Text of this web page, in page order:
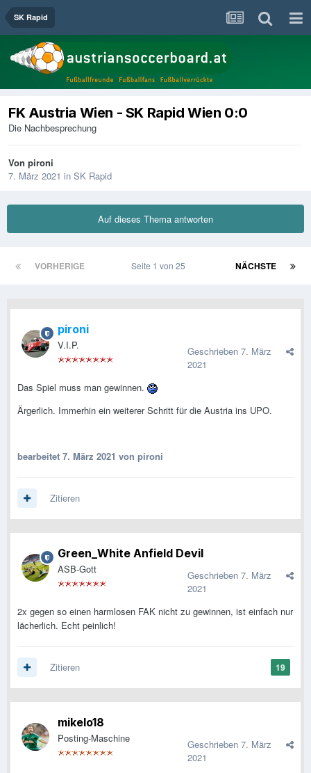
SK Rapid
FK Austria Wien - SK Rapid Wien 0:0
Die Nachbesprechung
Von pironi
7. März 2021 in SK Rapid
Auf dieses Thema antworten
VORHERIGE NÄCHSTE
Seite 1 von 25
pironi
V.I.P. Geschrieben 7. März
2021
Das Spiel muss man gewinnen.
Ärgerlich. Immerhin ein weiterer Schritt für die Austria ins UPO.
bearbeitet 7. März 2021 von pironi
Zitieren
Green_White Anfield Devil
ASB-Gott Geschrieben 7. März
2021
2x gegen so einen harmlosen FAK nicht zu gewinnen, ist einfach nur
lächerlich. Echt peinlich!
19
Zitieren
mikelo18
Posting-Maschine Geschrieben 7. März
2021